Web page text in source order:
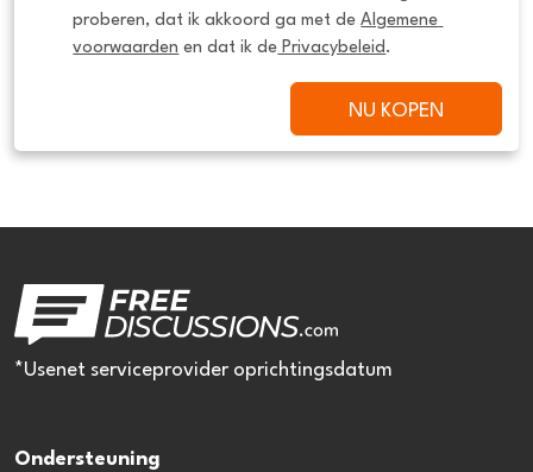
proberen, dat ik akkoord ga met de Algemene
voorwaarden en dat ik de Privacybeleid .
NU KOPEN
*Usenet serviceprovider oprichtingsdatum
Ondersteuning